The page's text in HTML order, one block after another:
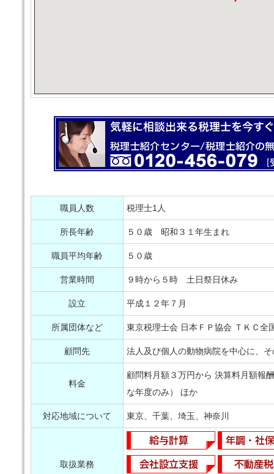
職員人数 税理士1人
所長年齢 ５０歳 昭和３１年生まれ
職員平均年齢 ５０歳
営業時間 ９時から５時 土日祭日休み
設立 平成１２年７月
所属団体など 東京税理士会 日本ＦＰ協会 ＴＫＣ全
顧問先 法人及び個人の動物病院を中心に、
料金
顧問料月額３万円から 決算料月額報
な年度のみ） ほか
対応地域について 東京、千葉、埼玉、神奈川
取扱業務